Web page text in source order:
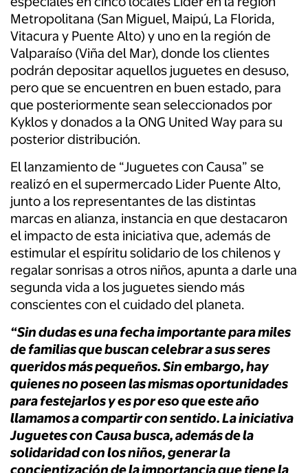
Metropolitana (San Miguel, Maipú, La Florida,
Vitacura y Puente Alto) y uno en la región de
Valparaíso (Viña del Mar), donde los clientes
podrán depositar aquellos juguetes en desuso,
pero que se encuentren en buen estado, para
que posteriormente sean seleccionados por
Kyklos y donados a la ONG United Way para su
posterior distribución.
El lanzamiento de “Juguetes con Causa” se
realizó en el supermercado Lider Puente Alto,
junto a los representantes de las distintas
marcas en alianza, instancia en que destacaron
el impacto de esta iniciativa que, además de
estimular el espíritu solidario de los chilenos y
regalar sonrisas a otros niños, apunta a darle una
segunda vida a los juguetes siendo más
conscientes con el cuidado del planeta.
“Sin dudas es una fecha importante para miles
de familias que buscan celebrar a sus seres
queridos más pequeños. Sin embargo, hay
quienes no poseen las mismas oportunidades
para festejarlos y es por eso que este año
llamamos a compartir con sentido. La iniciativa
Juguetes con Causa busca, además de la
solidaridad con los niños, generar la
concientización de la importancia que tiene la